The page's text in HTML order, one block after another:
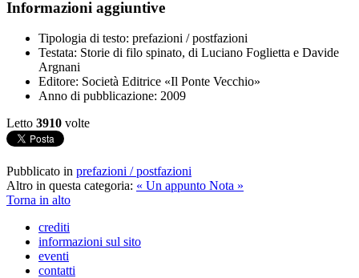
Informazioni aggiuntive
Tipologia di testo: prefazioni / postfazioni
Testata: Storie di filo spinato, di Luciano Foglietta e Davide
Argnani
Editore: Società Editrice «Il Ponte Vecchio»
Anno di pubblicazione: 2009
Letto 3910 volte
Pubblicato in prefazioni / postfazioni
Altro in questa categoria: « Un appunto Nota »
Torna in alto
crediti
informazioni sul sito
eventi
contatti